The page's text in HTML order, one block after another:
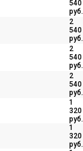
540
руб.
2
540
руб.
2
540
руб.
2
540
руб.
1
320
руб.
1
320
руб.